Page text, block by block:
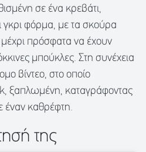
σε ένα κρεβάτι,
φόρμα, με τα σκούρα
πρόσφατα να έχουν
μπούκλες. Στη συνέχεια
βίντεο, στο οποίο
ξαπλωμένη, καταγράφοντας
έναν καθρέφτη.
της